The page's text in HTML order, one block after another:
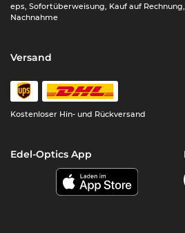
eps, Sofortüberweisung, Kauf auf
Nachnahme
Versand
Kostenloser Hin- und Rückversand
Edel-Optics App